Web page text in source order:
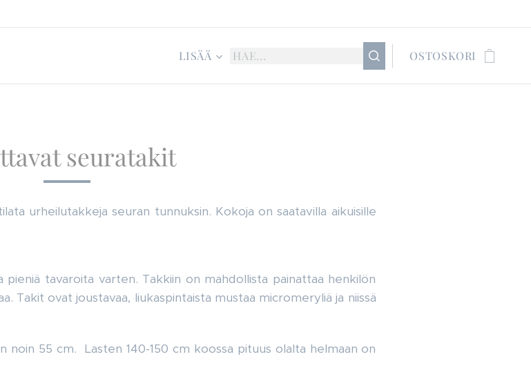
LISÄÄ OSTOSKORI
seuratakit
urheilutakkeja seuran tunnuksin. Kokoja on saatavilla aikuisille
tavaroita varten. Takkiin on mahdollista painattaa henkilön
Takit ovat joustavaa, liukaspintaista mustaa micromeryliä ja niissä
noin 55 cm. Lasten 140-150 cm koossa pituus olalta helmaan on